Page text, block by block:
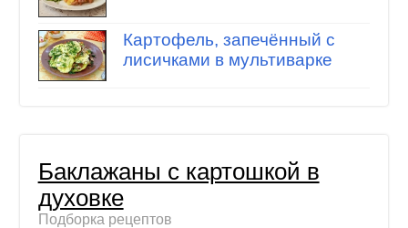
Картофель, запечённый с
лисичками в мультиварке
Баклажаны с картошкой в
духовке
Подборка рецептов